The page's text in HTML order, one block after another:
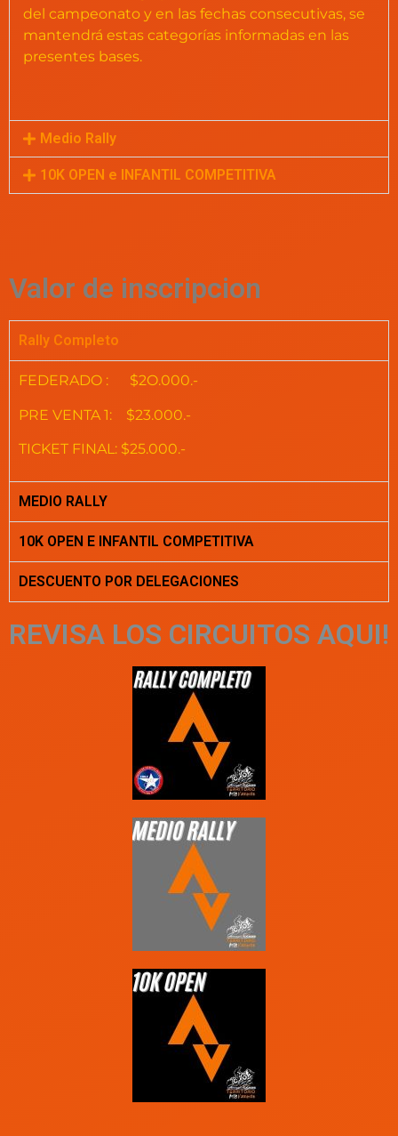
del campeonato y en las fechas consecutivas, se
mantendrá estas categorías informadas en las
presentes bases.
Medio Rally
10K OPEN e INFANTIL COMPETITIVA
Valor de inscripcion
Rally Completo
FEDERADO : $2O.000.-
PRE VENTA 1: $23.000.-
TICKET FINAL: $25.000.-
MEDIO RALLY
10K OPEN E INFANTIL COMPETITIVA
DESCUENTO POR DELEGACIONES
REVISA LOS CIRCUITOS AQUI!